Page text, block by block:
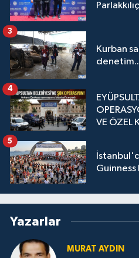
Kurban
3
VE ÖZEL
4
Guinness
5
Yazarlar
MURAT AYDIN